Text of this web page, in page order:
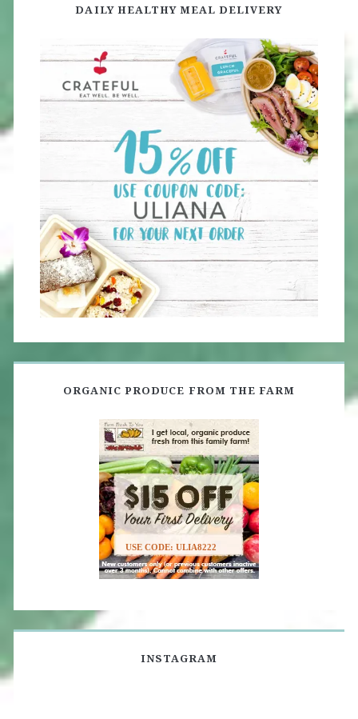
DAILY HEALTHY MEAL DELIVERY
ORGANIC PRODUCE FROM THE FARM
USE CODE: ULIA8222
INSTAGRAM